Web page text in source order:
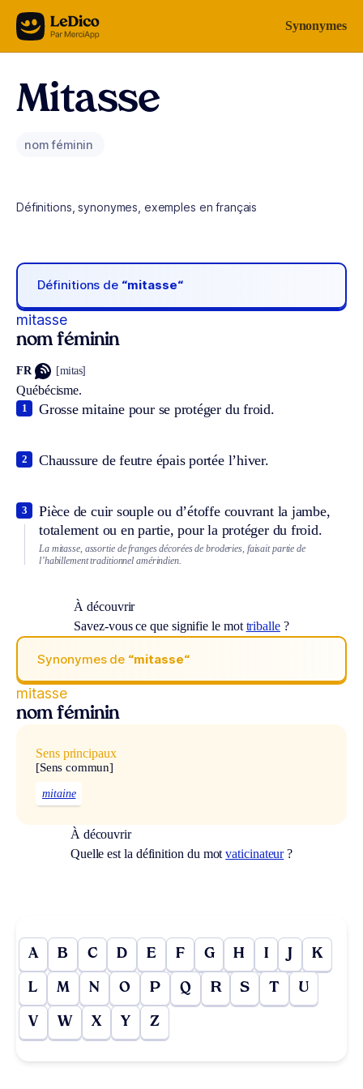
Aller au contenu Synonymes
Mitasse
nom féminin
Définitions, synonymes, exemples en français
Définitions de “mitasse“
mitasse
nom féminin
FR [mitas]
Québécisme.
Grosse mitaine pour se protéger du froid.
1
Chaussure de feutre épais portée l’hiver.
2
Pièce de cuir souple ou d’étoffe couvrant la jambe,
totalement ou en partie, pour la protéger du froid.
3
La mitasse, assortie de franges décorées de broderies, faisait partie de
l’habillement traditionnel amérindien.
À découvrir
Savez-vous ce que signifie le mot triballe?
Synonymes de “mitasse“
mitasse
nom féminin
Sens principaux
[Sens commun]
mitaine
À découvrir
Quelle est la définition du motvaticinateur?
A B C D E F G H I J K
L M N O P Q R S T U
V W X Y Z